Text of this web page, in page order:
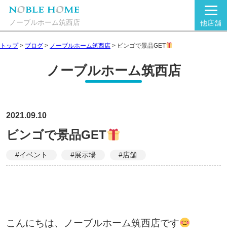
ノーブルホーム筑西店 他店舗
トップ> ブログ > ノーブルホーム筑西店 > ビンゴで景品GET
ノーブルホーム筑西店
2021.09.10
ビンゴで景品GET
#イベント #展示場 #店舗
こんにちは、ノーブルホーム筑西店です